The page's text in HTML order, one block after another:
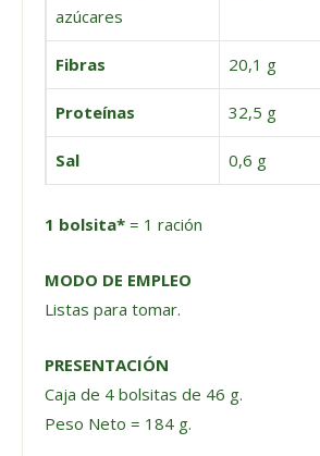
azúcares
Fibras 20,1 g
Proteínas 32,5 g
Sal 0,6 g
1 bolsita* = 1 ración
MODO DE EMPLEO
Listas para tomar.
PRESENTACIÓN
Caja de 4 bolsitas de 46 g.
Peso Neto = 184 g.